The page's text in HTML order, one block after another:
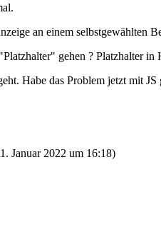
an einem selbstgewählten
gehen ? Platzhalter
Habe das Problem jetzt mit
Januar 2022 um 16:18)